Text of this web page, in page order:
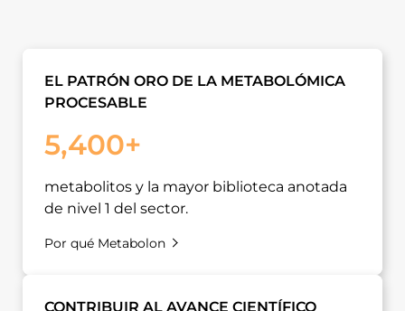
EL PATRÓN ORO DE LA METABOLÓMICA
PROCESABLE
5,400+
metabolitos y la mayor biblioteca anotada
de nivel 1 del sector.
Por qué Metabolon
CONTRIBUIR AL AVANCE CIENTÍFICO